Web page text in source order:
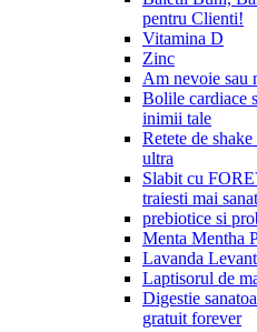
pentru Clienti!
Vitamina D
Zinc
Am nevoie sau
Bolile cardiace
inimii tale
Retete de
ultra
Slabit cu
traiesti mai
prebiotice si
Menta Mentha
Lavanda
Laptisorul de
Digestie
gratuit forever